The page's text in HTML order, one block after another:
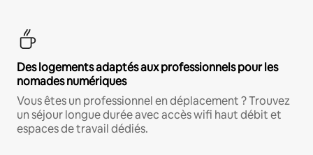
Des logements adaptés aux professionnels pour les
nomades numériques
Vous êtes un professionnel en déplacement ? Trouvez
un séjour longue durée avec accès wifi haut débit et
espaces de travail dédiés.